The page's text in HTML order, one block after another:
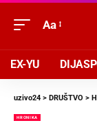
Aa
EX-YU
uzivo24 > DRUŠTVO >
HRONIKA